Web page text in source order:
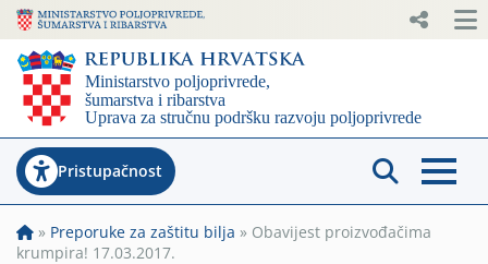
Pristupačnost
» Preporuke za zaštitu bilja » Obavijest proizvođačima
krumpira! 17.03.2017.